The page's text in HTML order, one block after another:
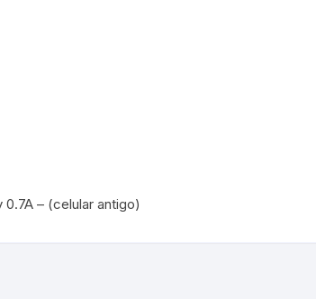
– (celular antigo)